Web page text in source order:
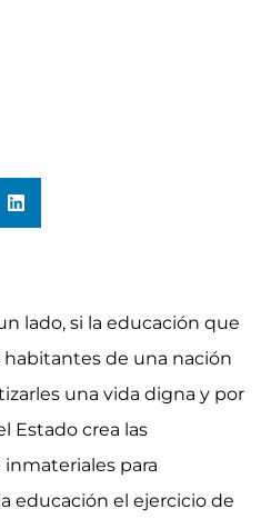
lado, si la educación que
habitantes de una nación
una vida digna y por
Estado crea las
para
educación el ejercicio de